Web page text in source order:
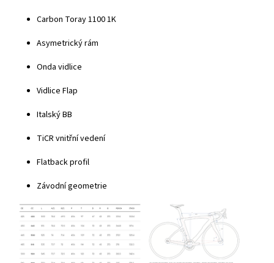
Carbon Toray 1100 1K
Asymetrický rám
Onda vidlice
Vidlice Flap
Italský BB
TiCR vnitřní vedení
Flatback profil
Závodní geometrie